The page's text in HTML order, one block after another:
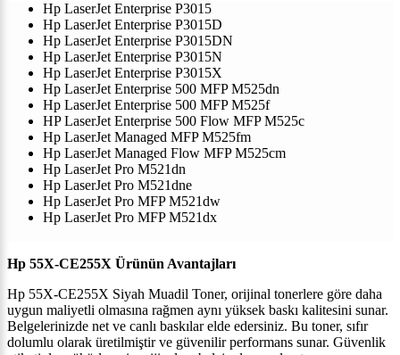
Hp LaserJet Enterprise P3015
Hp LaserJet Enterprise P3015D
Hp LaserJet Enterprise P3015DN
Hp LaserJet Enterprise P3015N
Hp LaserJet Enterprise P3015X
Hp LaserJet Enterprise 500 MFP M525dn
Hp LaserJet Enterprise 500 MFP M525f
HP LaserJet Enterprise 500 Flow MFP M525c
Hp LaserJet Managed MFP M525fm
Hp LaserJet Managed Flow MFP M525cm
Hp LaserJet Pro M521dn
Hp LaserJet Pro M521dne
Hp LaserJet Pro MFP M521dw
Hp LaserJet Pro MFP M521dx
Hp 55X-CE255X Ürünün Avantajları
Hp 55X-CE255X Siyah Muadil Toner, orijinal tonerlere göre daha
uygun maliyetli olmasına rağmen aynı yüksek baskı kalitesini sunar.
Belgelerinizde net ve canlı baskılar elde edersiniz. Bu toner, sıfır
dolumlu olarak üretilmiştir ve güvenilir performans sunar. Güvenlik